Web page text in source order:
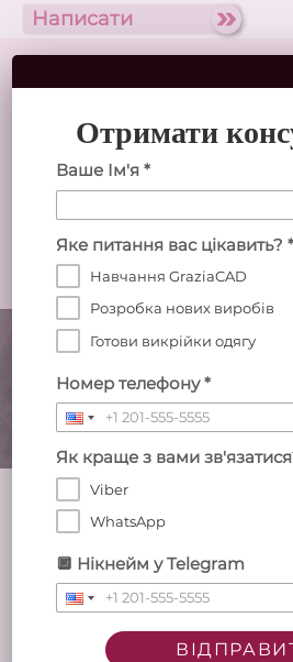
Написати
Студія дизайну одягу Abris
Головна Каталог
проСтудію
Професійні електронні
Джинси широкі
Отримати
Ваше Ім'я *
Яке питання вас цікавить? *
Навчання GraziaCAD
Розробка нових виробів
Готови викрійки одягу
Номер телефону *
Як краще з вами
Viber
WhatsApp
🔲 Нікнейм у Telegram